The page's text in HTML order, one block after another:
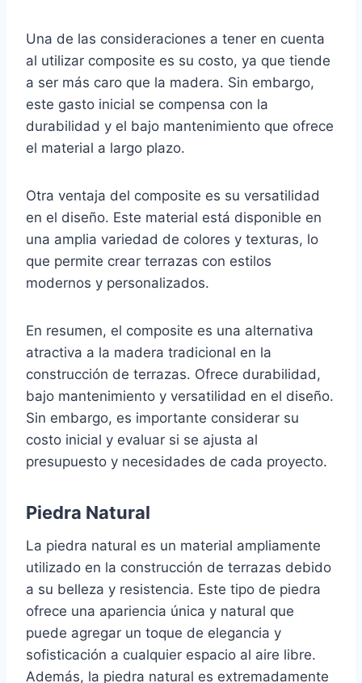
Una de las consideraciones a tener en cuenta
al utilizar composite es su costo, ya que tiende
a ser más caro que la madera. Sin embargo,
este gasto inicial se compensa con la
durabilidad y el bajo mantenimiento que ofrece
el material a largo plazo.
Otra ventaja del composite es su versatilidad
en el diseño. Este material está disponible en
una amplia variedad de colores y texturas, lo
que permite crear terrazas con estilos
modernos y personalizados.
En resumen, el composite es una alternativa
atractiva a la madera tradicional en la
construcción de terrazas. Ofrece durabilidad,
bajo mantenimiento y versatilidad en el diseño.
Sin embargo, es importante considerar su
costo inicial y evaluar si se ajusta al
presupuesto y necesidades de cada proyecto.
Piedra Natural
La piedra natural es un material ampliamente
utilizado en la construcción de terrazas debido
a su belleza y resistencia. Este tipo de piedra
ofrece una apariencia única y natural que
puede agregar un toque de elegancia y
sofisticación a cualquier espacio al aire libre.
Además, la piedra natural es extremadamente